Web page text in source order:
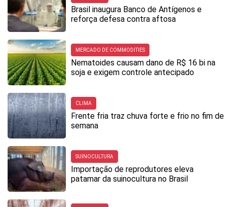
Brasil inaugura Banco de Antígenos e
reforça defesa contra aftosa
MERCADO DE COMMODITIES
Nematoides causam dano de R$ 16 bi na
soja e exigem controle antecipado
CLIMA
Frente fria traz chuva forte e frio no fim de
semana
SUINOCULTURA
Importação de reprodutores eleva
patamar da suinocultura no Brasil